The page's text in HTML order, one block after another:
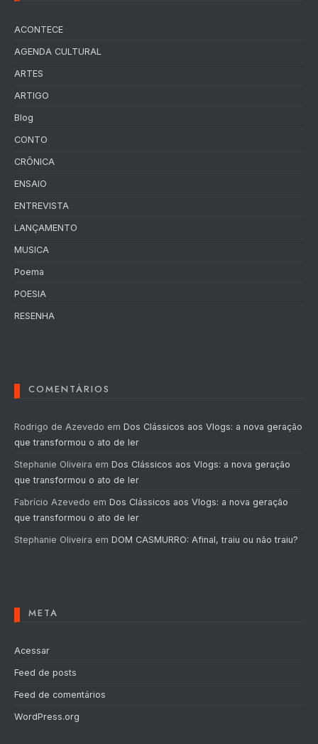
ACONTECE
AGENDA CULTURAL
ARTES
ARTIGO
Blog
CONTO
CRÔNICA
ENSAIO
ENTREVISTA
LANÇAMENTO
MUSICA
Poema
POESIA
RESENHA
COMENTÁRIOS
Rodrigo de Azevedo em Dos Clássicos aos Vlogs: a nova geração
que transformou o ato de ler
Stephanie Oliveira em Dos Clássicos aos Vlogs: a nova geração
que transformou o ato de ler
Fabrício Azevedo em Dos Clássicos aos Vlogs: a nova geração
que transformou o ato de ler
Stephanie Oliveira em DOM CASMURRO: Afinal, traiu ou não traiu?
META
Acessar
Feed de posts
Feed de comentários
WordPress.org